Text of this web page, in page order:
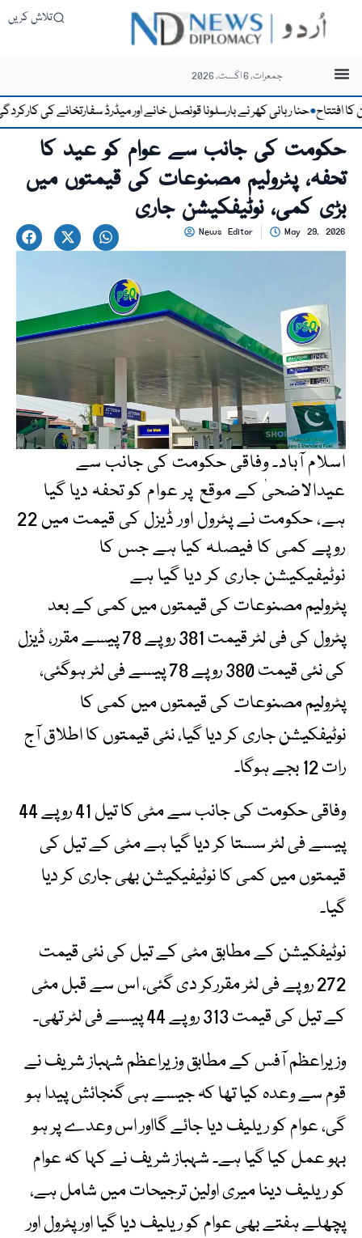
تلاش کریں
جمعرات، 6 اگست، 2026
حنا ربانی کھر نے بارسلونا قونصل خانے اور میڈرڈ سفارتخانے کی کارکردگی●
حکومت کی جانب سے عوام کو عید کا
تحفہ، پٹرولیم مصنوعات کی قیمتوں میں
بڑی کمی، نوٹیفکیشن جاری
News Editor May 29, 2026
اسلام آباد۔ وفاقی حکومت کی جانب سے
عیدالاضحیٰ کے موقع پر عوام کو تحفہ دیا گیا
ہے، حکومت نے پٹرول اور ڈیزل کی قیمت میں 22
روپے کمی کا فیصلہ کیا ہے جس کا
نوٹیفیکیشن جاری کر دیا گیا ہے
پٹرولیم مصنوعات کی قیمتوں میں کمی کے بعد
پٹرول کی فی لٹر قیمت 381 روپے 78 پیسے مقرر، ڈیزل
کی نئی قیمت 380 روپے 78 پیسے فی لٹر ہوگئی،
پٹرولیم مصنوعات کی قیمتوں میں کمی کا
نوٹیفکیشن جاری کر دیا گیا، نئی قیمتوں کا اطلاق آج
رات 12 بجے ہوگا۔
وفاقی حکومت کی جانب سے مٹی کا تیل 41 روپے 44
پیسے فی لٹر سستا کر دیا گیا ہے مٹی کے تیل کی
قیمتوں میں کمی کا نوٹیفیکیشن بھی جاری کر دیا
گیا۔
نوٹیفکیشن کے مطابق مٹی کے تیل کی نئی قیمت
272 روپے فی لٹر مقررکر دی گئی، اس سے قبل مٹی
کے تیل کی قیمت 313 روپے 44 پیسے فی لٹر تھی۔
وزیراعظم آفس کے مطابق وزیراعظم شہباز شریف نے
قوم سے وعدہ کیا تھا کہ جیسے ہی گنجائش پیدا ہو
گی، عوام کو ریلیف دیا جائے گااور اس وعدے پر ہو
بہو عمل کیا گیا ہے۔ شہباز شریف نے کہا کہ عوام
کو ریلیف دینا میری اولین ترجیحات میں شامل ہے،
پچھلے ہفتے بھی عوام کو ریلیف دیا گیا اور پٹرول اور